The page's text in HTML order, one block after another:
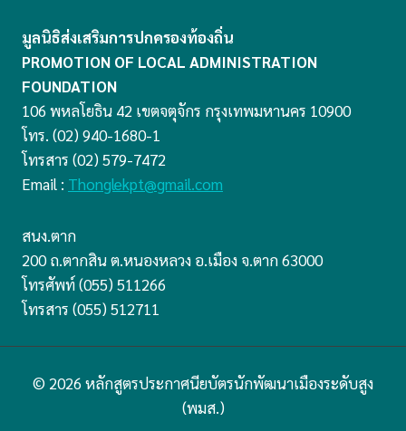
มูลนิธิส่งเสริมการปกครองท้องถิ่น
PROMOTION OF LOCAL ADMINISTRATION
FOUNDATION
106 พหลโยธิน 42 เขตจตุจักร กรุงเทพมหานคร 10900
โทร. (02) 940-1680-1
โทรสาร (02) 579-7472
Email : Thonglekpt@gmail.com
สนง.ตาก
200 ถ.ตากสิน ต.หนองหลวง อ.เมือง จ.ตาก 63000
โทรศัพท์ (055) 511266
โทรสาร (055) 512711
© 2026 หลักสูตรประกาศนียบัตรนักพัฒนาเมืองระดับสูง
(พมส.)